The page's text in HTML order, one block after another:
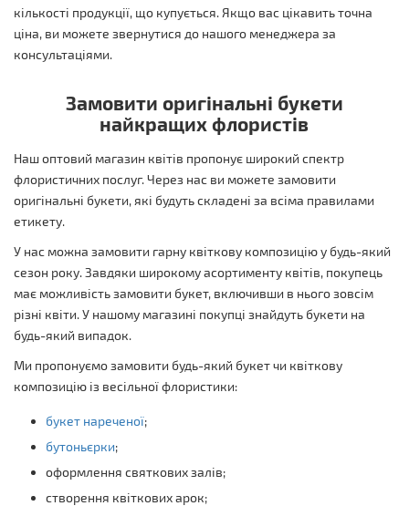
кількості продукції, що купується. Якщо вас цікавить точна
ціна, ви можете звернутися до нашого менеджера за
консультаціями.
Замовити оригінальні букети
найкращих флористів
Наш оптовий магазин квітів пропонує широкий спектр
флористичних послуг. Через нас ви можете замовити
оригінальні букети, які будуть складені за всіма правилами
етикету.
У нас можна замовити гарну квіткову композицію у будь-який
сезон року. Завдяки широкому асортименту квітів, покупець
має можливість замовити букет, включивши в нього зовсім
різні квіти. У нашому магазині покупці знайдуть букети на
будь-який випадок.
Ми пропонуємо замовити будь-який букет чи квіткову
композицію із весільної флористики:
букет нареченої;
бутоньєрки;
оформлення святкових залів;
створення квіткових арок;